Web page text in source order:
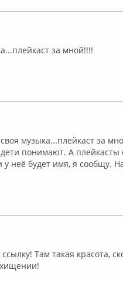
за мной!!!!
музыка...плейкаст за
понимают. А плейкасты
у неё будет имя, я сообщу.
Там такая красота,